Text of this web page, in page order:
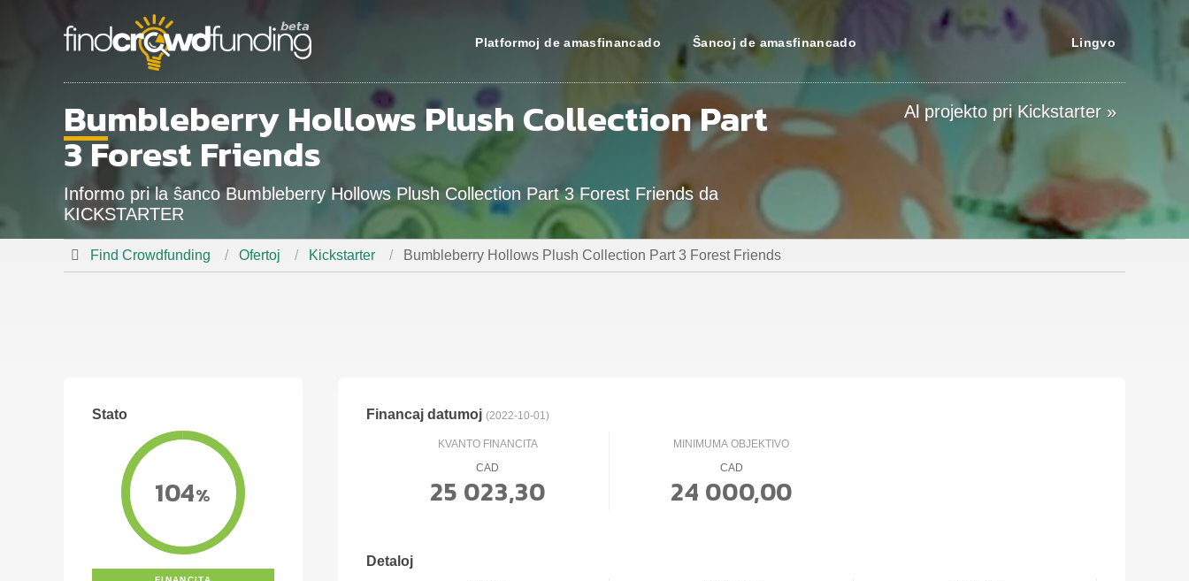
Platformoj de amasfinancado Ŝancoj de amasfinancado Lingvo
Bumbleberry Hollows Plush Collection Part
3 Forest Friends
Informo pri la ŝanco Bumbleberry Hollows Plush Collection Part 3 Forest Friends da
KICKSTARTER
Al projekto pri Kickstarter »
Find Crowdfunding Ofertoj Kickstarter Bumbleberry Hollows Plush Collection Part 3 Forest Friends
Stato
104%
Financaj datumoj (2022-10-01)
KVANTO FINANCITA
CAD
25 023,30
MINIMUMA OBJEKTIVO
CAD
24 000,00
Detaloj